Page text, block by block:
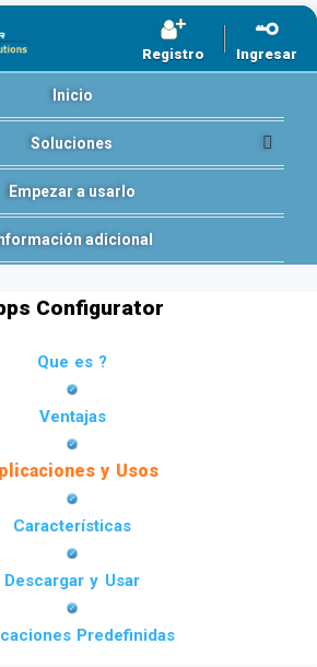
Registro Ingresar
Inicio
Soluciones
Empezar a usarlo
adicional
Configurator
Que es ?
Ventajas
y Usos
Características
Descargar y Usar
Predefinidas